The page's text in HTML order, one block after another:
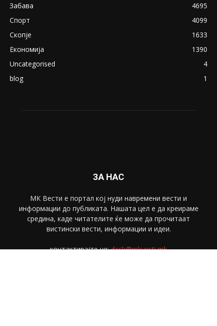
Забава
4695
Спорт
4099
Скопје
1633
Економија
1390
Uncategorised
4
blog
1
ЗА НАС
МК Вести е портал коj нуди навремени вести и
информации до публиката. Нашата цел е да креираме
средина, каде читателите ќе може да прочитаат
вистински вести, информации и идеи.
контактирајте не:desk@mkvesti.mk